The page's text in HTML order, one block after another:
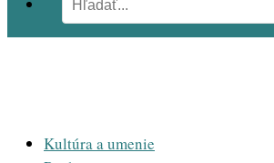
Kultúra a umenie